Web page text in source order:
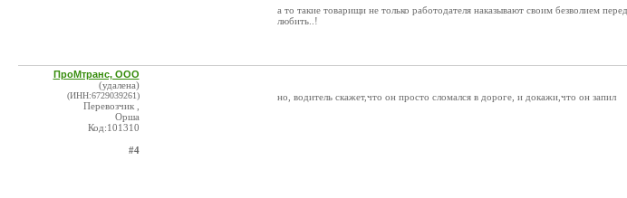
а то такие товарищи не только работодателя наказывают своим безволием
любить..!
ПроМтранс, ООО
(удалена)
(ИНН:6729039261)
Перевозчик ,
Орша
Код:101310
#4
но, водитель скажет,что он просто сломался в дороге, и докажи,что он запил